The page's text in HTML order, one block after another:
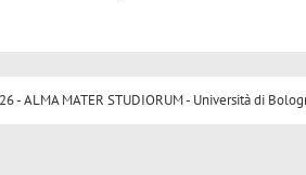
- ALMA MATER STUDIORUM - Università di